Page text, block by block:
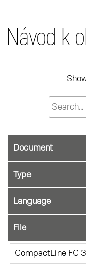
Návod k
Document
File
CompactLine FC